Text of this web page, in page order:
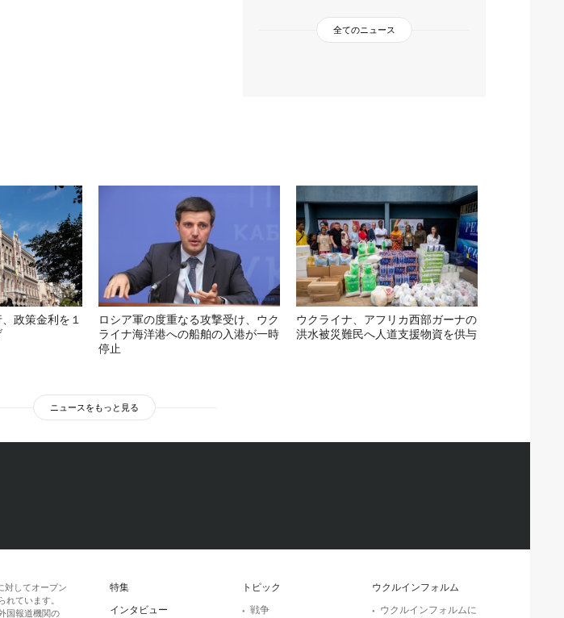
全てのニュース
政策金利を１
ロシア軍の度重なる攻撃受け、ウク
ライナ海洋港への船舶の入港が一時
停止
ウクライナ、アフリカ西部ガーナの
洪水被災難民へ人道支援物資を供与
ニュースをもっと見る
トピック
戦争
ウクルインフォルム
ウクルインフォルムに
特集
インタビュー
対してオープン
ています。
国報道機関の